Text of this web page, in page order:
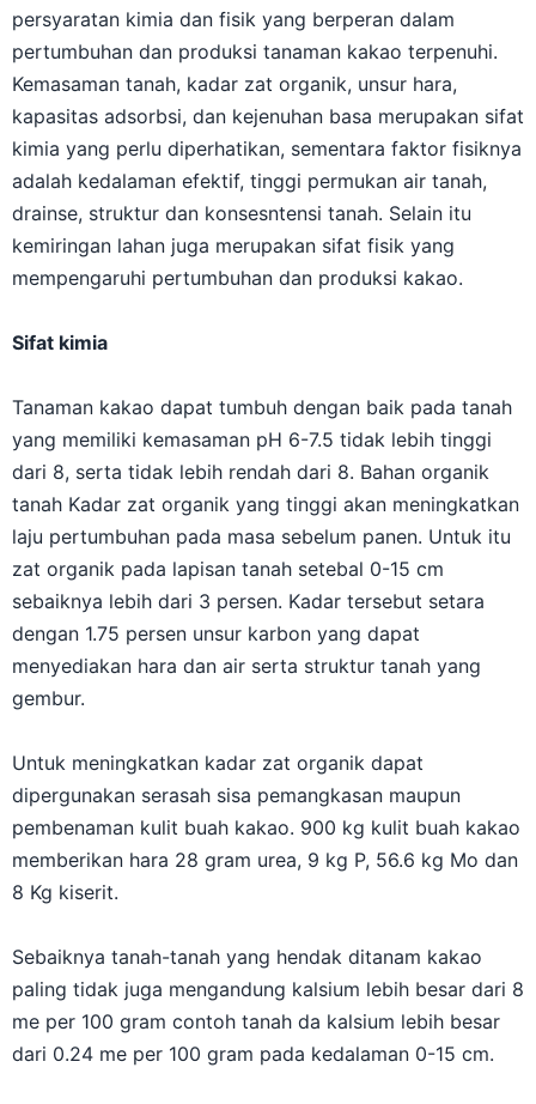
persyaratan kimia dan fisik yang berperan dalam
pertumbuhan dan produksi tanaman kakao terpenuhi.
Kemasaman tanah, kadar zat organik, unsur hara,
kapasitas adsorbsi, dan kejenuhan basa merupakan sifat
kimia yang perlu diperhatikan, sementara faktor fisiknya
adalah kedalaman efektif, tinggi permukan air tanah,
drainse, struktur dan konsesntensi tanah. Selain itu
kemiringan lahan juga merupakan sifat fisik yang
mempengaruhi pertumbuhan dan produksi kakao.
Sifat kimia
Tanaman kakao dapat tumbuh dengan baik pada tanah
yang memiliki kemasaman pH 6-7.5 tidak lebih tinggi
dari 8, serta tidak lebih rendah dari 8. Bahan organik
tanah Kadar zat organik yang tinggi akan meningkatkan
laju pertumbuhan pada masa sebelum panen. Untuk itu
zat organik pada lapisan tanah setebal 0-15 cm
sebaiknya lebih dari 3 persen. Kadar tersebut setara
dengan 1.75 persen unsur karbon yang dapat
menyediakan hara dan air serta struktur tanah yang
gembur.
Untuk meningkatkan kadar zat organik dapat
dipergunakan serasah sisa pemangkasan maupun
pembenaman kulit buah kakao. 900 kg kulit buah kakao
memberikan hara 28 gram urea, 9 kg P, 56.6 kg Mo dan
8 Kg kiserit.
Sebaiknya tanah-tanah yang hendak ditanam kakao
paling tidak juga mengandung kalsium lebih besar dari 8
me per 100 gram contoh tanah da kalsium lebih besar
dari 0.24 me per 100 gram pada kedalaman 0-15 cm.